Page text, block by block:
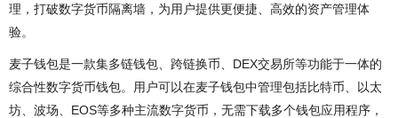
理，打破数字货币隔离墙，为用户提供更便捷、高效的资产管理体
验。
麦子钱包是一款集多链钱包、跨链换币、DEX交易所等功能于一体的
综合性数字货币钱包。用户可以在麦子钱包中管理包括比特币、以太
坊、波场、EOS等多种主流数字货币，无需下载多个钱包应用程序，